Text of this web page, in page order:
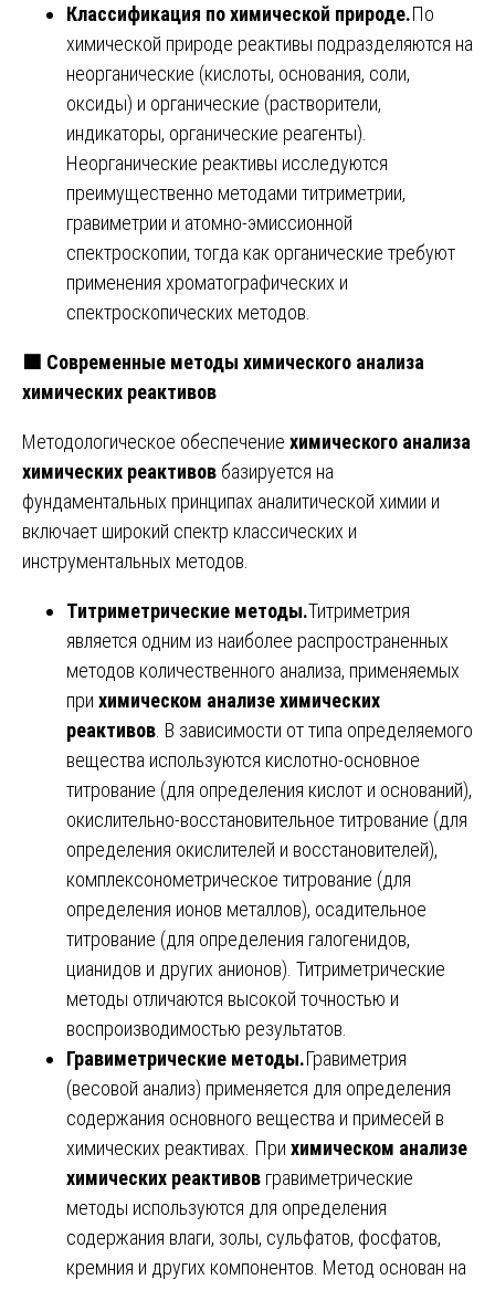
Классификация по химической природе.По
химической природе реактивы подразделяются на
неорганические (кислоты, основания, соли,
оксиды) и органические (растворители,
индикаторы, органические реагенты).
Неорганические реактивы исследуются
преимущественно методами титриметрии,
гравиметрии и атомно-эмиссионной
спектроскопии, тогда как органические требуют
применения хроматографических и
спектроскопических методов.
🟩 Современные методы химического анализа
химических реактивов
Методологическое обеспечение химического анализа
химических реактивов базируется на
фундаментальных принципах аналитической химии и
включает широкий спектр классических и
инструментальных методов.
Титриметрические методы.Титриметрия
является одним из наиболее распространенных
методов количественного анализа, применяемых
при химическом анализе химических
реактивов . В зависимости от типа определяемого
вещества используются кислотно-основное
титрование (для определения кислот и оснований),
окислительно-восстановительное титрование (для
определения окислителей и восстановителей),
комплексонометрическое титрование (для
определения ионов металлов), осадительное
титрование (для определения галогенидов,
цианидов и других анионов). Титриметрические
методы отличаются высокой точностью и
воспроизводимостью результатов.
Гравиметрические методы.Гравиметрия
(весовой анализ) применяется для определения
содержания основного вещества и примесей в
химических реактивах. При химическом анализе
химических реактивов гравиметрические
методы используются для определения
содержания влаги, золы, сульфатов, фосфатов,
кремния и других компонентов. Метод основан на